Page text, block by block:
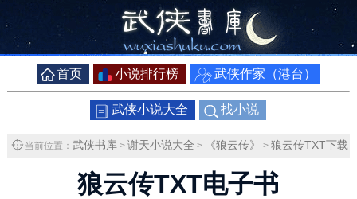
首页 小说排行榜 武侠作家（港台）
武侠小说大全 找小说
当前位置： 武侠书库> 谢天小说大全 > 《狼云传》 > 狼云传TXT下载
狼云传TXT电子书